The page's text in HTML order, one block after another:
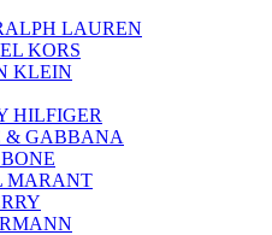
LAUREN
KORS
KLEIN
HILFIGER
& GABBANA
MARANT